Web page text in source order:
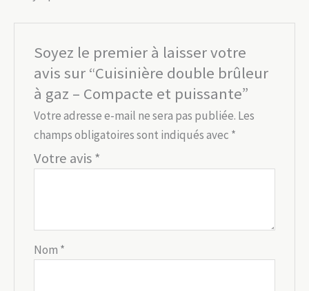
Soyez le premier à laisser votre
avis sur “Cuisinière double brûleur
à gaz – Compacte et puissante”
Votre adresse e-mail ne sera pas publiée. Les
champs obligatoires sont indiqués avec *
Votre avis*
Nom *